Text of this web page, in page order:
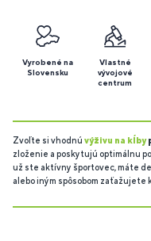
Vyrobené na
Slovensku
Vlastné
vývojové
centrum
Zvoľte si vhodnú výživu na kĺby
zloženie a poskytujú optimálnu
už ste aktívny športovec, máte
alebo iným spôsobom zaťažujete